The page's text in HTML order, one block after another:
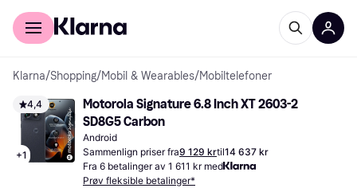
For kunder
Klarna/Shopping/Mobil & Wearables/Mobiltelefoner
4,4
+1
Motorola Signature 6.8 Inch XT 2603-2
SD8G5 Carbon
Android
Sammenlign priser fra9 129 krtil14 637 kr
Fra 6 betalinger av 1 611 kr med
Prøv fleksible betalinger*